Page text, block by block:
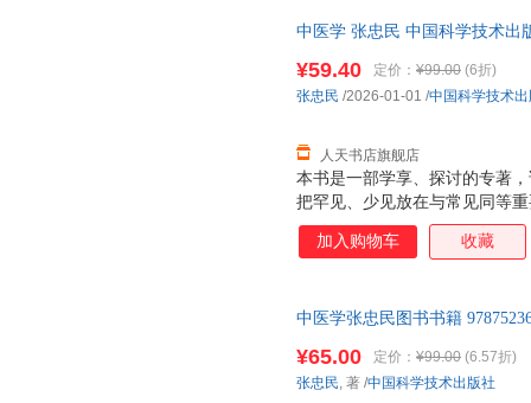
中医学 张忠民 中国科学技术出
本书是一部学享、探讨的专著
把罕见、少见放在与常见同等
患者而言是不幸，需要救服务
求是没有罕见少见与常见多发
¥59.40 定价： ¥99.00 (6折)
人天书店旗舰店
张忠民 /2026-01-01 /中国科学技术
加入购物车 收藏
中医学张忠民图书书籍
¥65.00 定价： ¥99.00 (6.57折)
张忠民, 著 /中国科学技术出版社